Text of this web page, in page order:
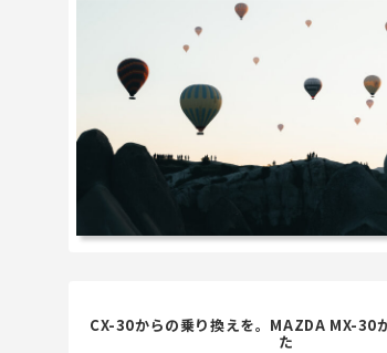
CX-30からの乗り換えを。MAZDA MX-30
た